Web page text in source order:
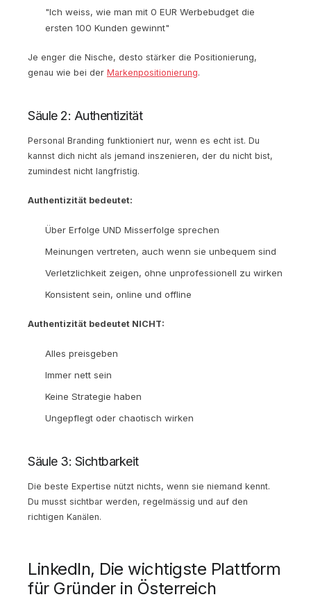
"Ich weiss, wie man mit 0 EUR Werbebudget die
ersten 100 Kunden gewinnt"
Je enger die Nische, desto stärker die Positionierung,
genau wie bei der Markenpositionierung.
Säule 2: Authentizität
Personal Branding funktioniert nur, wenn es echt ist. Du
kannst dich nicht als jemand inszenieren, der du nicht bist,
zumindest nicht langfristig.
Authentizität bedeutet:
Über Erfolge UND Misserfolge sprechen
Meinungen vertreten, auch wenn sie unbequem sind
Verletzlichkeit zeigen, ohne unprofessionell zu wirken
Konsistent sein, online und offline
Authentizität bedeutet NICHT:
Alles preisgeben
Immer nett sein
Keine Strategie haben
Ungepflegt oder chaotisch wirken
Säule 3: Sichtbarkeit
Die beste Expertise nützt nichts, wenn sie niemand kennt.
Du musst sichtbar werden, regelmässig und auf den
richtigen Kanälen.
LinkedIn, Die wichtigste Plattform
für Gründer in Österreich